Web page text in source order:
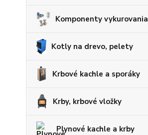
Komponenty vykurovania
Kotly na drevo, pelety
Krbové kachle a sporáky
Krby, krbové vložky
Plynové kachle a krby